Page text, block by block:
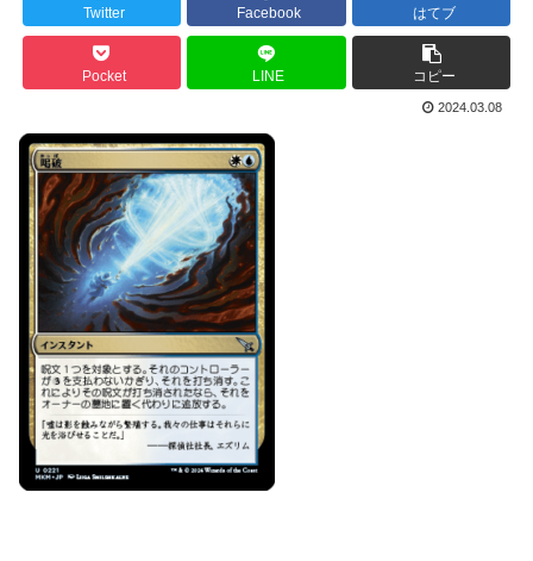
Twitter Facebook はてブ
Pocket LINE コピー
2024.03.08